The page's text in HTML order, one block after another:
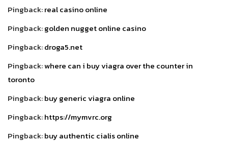
Pingback:real casino online
Pingback:golden nugget online casino
Pingback:droga5.net
Pingback:where can i buy viagra over the counter in
toronto
Pingback:buy generic viagra online
Pingback:https://mymvrc.org
Pingback:buy authentic cialis online